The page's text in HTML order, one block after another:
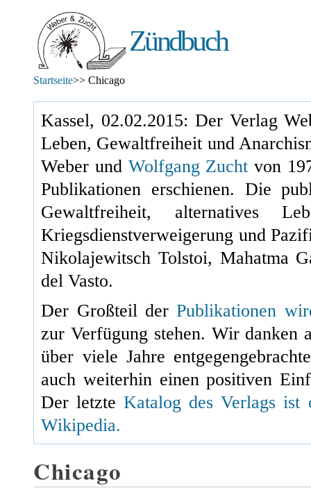
Zündbuch
Startseite>> Chicago
Kassel, 02.02.2015: Der Verlag
Leben, Gewaltfreiheit und
Weber und Wolfgang Zucht von
Publikationen erschienen. Die
Gewaltfreiheit, alternatives
Kriegsdienstverweigerung und
Nikolajewitsch Tolstoi, Mahatma
del Vasto.
Der Großteil derPublikationen
zur Verfügung stehen. Wir danken
über viele Jahre
auch weiterhin einen positiven
Der letzteKatalog des Verlags ist
Wikipedia.
Chicago